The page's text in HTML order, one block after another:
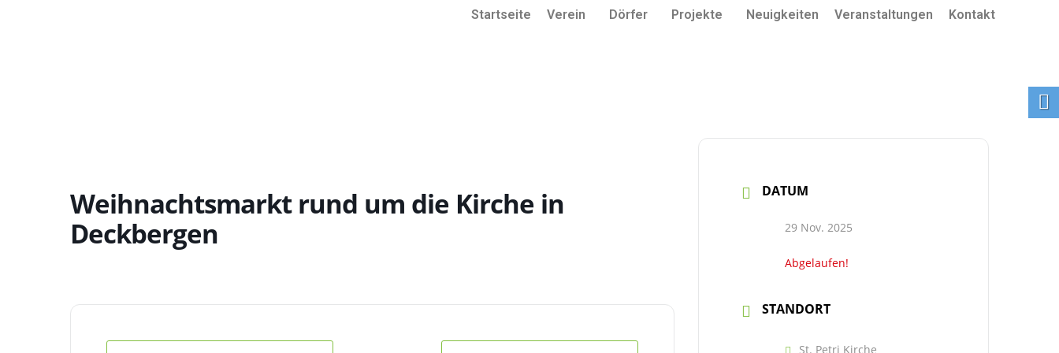
Startseite Verein Dörfer Projekte Neuigkeiten Veranstaltungen Kontakt
Weihnachtsmarkt rund um die Kirche in
Deckbergen
DATUM
29 Nov. 2025
Abgelaufen!
STANDORT
St. Petri Kirche